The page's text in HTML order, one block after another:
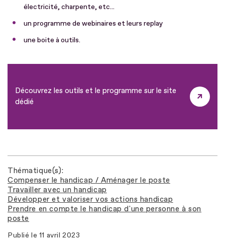
électricité, charpente, etc...
un programme de webinaires et leurs replay
une boite à outils.
Découvrez les outils et le programme sur le site
dédié
Thématique(s)
Compenser le handicap / Aménager le poste
Travailler avec un handicap
Développer et valoriser vos actions handicap
Prendre en compte le handicap d'une personne à son
poste
Publié le 11 avril 2023